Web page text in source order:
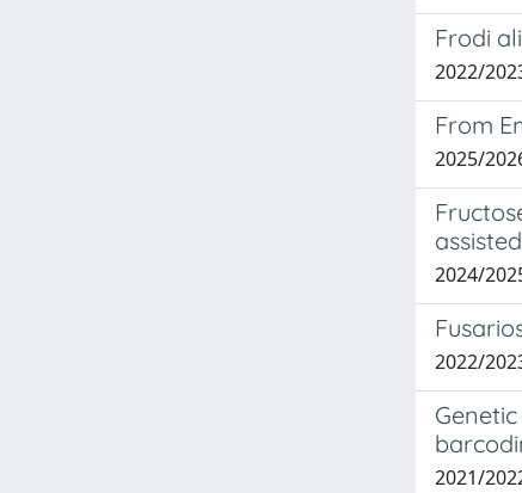
Frodi
2022/
From
2025/
2024/
2022/
2021/